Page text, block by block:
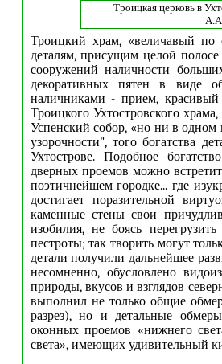
Троицкая церковь в
Троицкий храм, «величавый
деталям, присущим целой полосе
сооружений наличности
декоративных пятен в виде
наличниками - прием,
Троицкого Ухтостровского
Успенский собор, «но ни в одном
узорочности", того богатства
Ухтострове. Подобное
дверных проемов можно
поэтичнейшем городке... где
достигает поразительной
каменные стены свои
изобилия, не боясь
пестроты; так творить могут
детали получили дальнейшее
несомненно, обусловлено
природы, вкусов и взглядов
выполнил не только общие
разрез), но и детальные
оконных проемов «нижнего
света», имеющих удивительный